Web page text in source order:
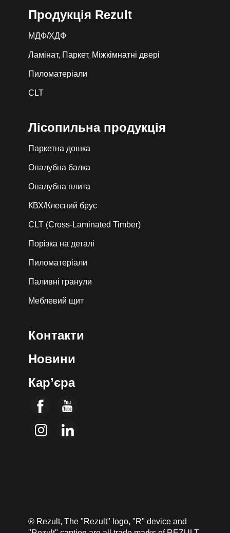
Продукція Rezult
МДФ/ХДФ
Ламінат, Паркет, Міжкімнатні двері
Пиломатеріали
CLT
Лiсопильна продукція
Паркетна дошка
Опалубна балка
Опалубна плита
КВХ/Клеєний брус
CLT (Cross-Laminated Timber)
Порізка на деталі
Пиломатеріали
Паливні гранули
Меблевий щит
Контакти
Новини
Кар’єра
® Rezult, The "Rezult" logo, "R" device and